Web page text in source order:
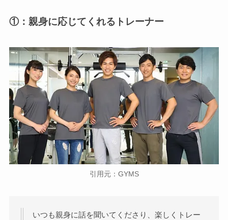
①：親身に応じてくれるトレーナー
引用元：GYMS
いつも親身に話を聞いてくださり、楽しくトレー